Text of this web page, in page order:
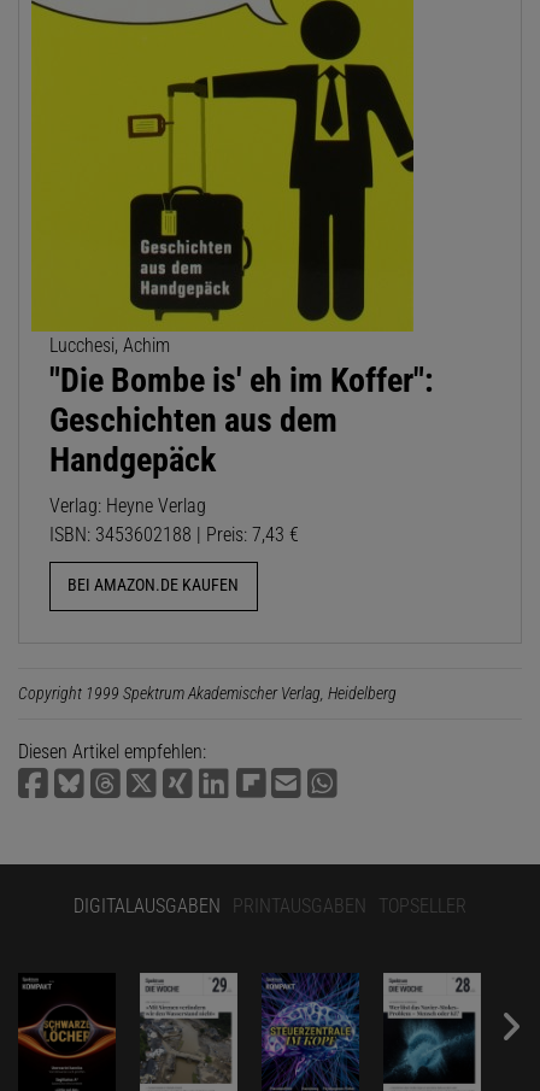
Lucchesi, Achim
"Die Bombe is' eh im Koffer":
Geschichten aus dem
Handgepäck
Verlag: Heyne Verlag
ISBN: 3453602188 | Preis: 7,43 €
BEI AMAZON.DE KAUFEN
Copyright 1999 Spektrum Akademischer Verlag, Heidelberg
Diesen Artikel empfehlen:
DIGITALAUSGABEN PRINTAUSGABEN TOPSELLER